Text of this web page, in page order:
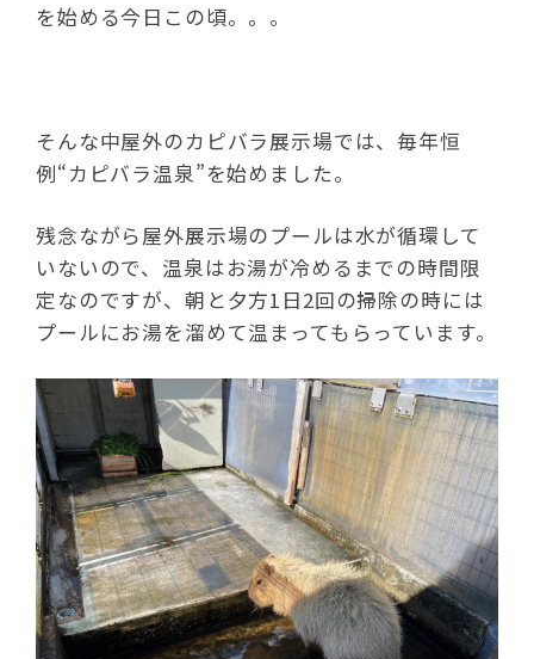
を始める今日この頃。。。
そんな中屋外のカピバラ展示場では、毎年恒
例“カピバラ温泉”を始めました。
残念ながら屋外展示場のプールは水が循環して
いないので、温泉はお湯が冷めるまでの時間限
定なのですが、朝と夕方1日2回の掃除の時には
プールにお湯を溜めて温まってもらっています。